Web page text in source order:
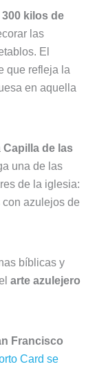
kilos de
las
El
que refleja la
en aquella
Capilla de las
una de las
de la iglesia:
azulejos de
bíblicas y
arte azulejero
Francisco
Card se